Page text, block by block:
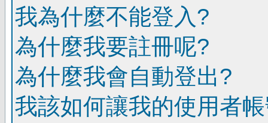
我為什麼不能登入?
為什麼我要註冊呢?
為什麼我會自動登出?
我該如何讓我的使用者